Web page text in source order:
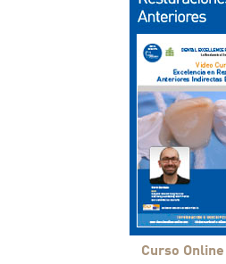
Curso Online